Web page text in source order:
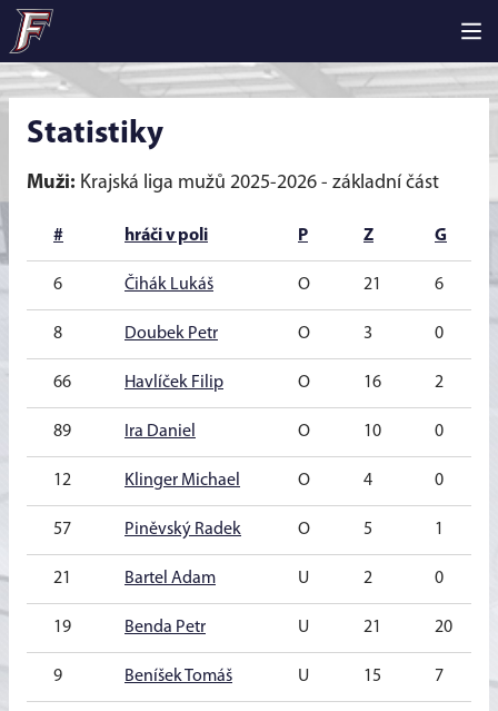
Statistiky
Muži: Krajská liga mužů 2025-2026 - základní část
# hráči v poli P Z G
6 Čihák Lukáš O 21 6
8 Doubek Petr O 3 0
66 Havlíček Filip O 16 2
89 Ira Daniel O 10 0
12 Klinger Michael O 4 0
57 Piněvský Radek O 5 1
21 Bartel Adam U 2 0
19 Benda Petr U 21 20
9 Beníšek Tomáš U 15 7